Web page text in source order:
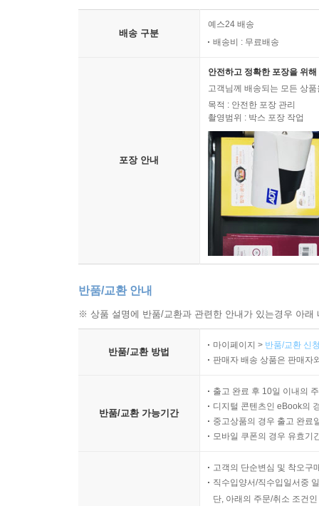
배송 구분
예스24 배송
배송비 : 무료배송
포장 안내
안전하고 정확한 포장을 위
고객님께 배송되는 모든 상
목적 : 안전한 포장 관리
촬영범위 : 박스 포장 작업
반품/교환 안내
※ 상품 설명에 반품/교환과 관련한 안내가 있는경우 아
반품/교환 방법
마이페이지 > 반품/교환 신
판매자 배송 상품은 판매자
반품/교환 가능기간
출고 완료 후 10일 이내의
디지털 콘텐츠인 eBook의
중고상품의 경우 출고 완료
모바일 쿠폰의 경우 유효기
고객의 단순변심 및 착오구
직수입양서/직수입일서중
단, 아래의 주문/취소 조건